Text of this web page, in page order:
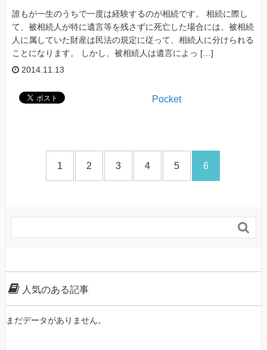
誰もが一生のうちで一度は経験するのが相続です。 相続に際し
て、被相続人が特に遺言等を残さずに死亡した場合には、被相続
人に属していた財産は民法の規定に従って、相続人に分けられる
ことになります。 しかし、被相続人は遺言によっ […]
2014.11.13
Pocket
1 2 3 4 5 6

人気のある記事
まだデータがありません。